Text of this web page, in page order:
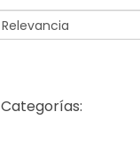
Categorías: